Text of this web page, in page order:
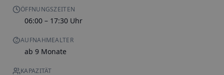
ÖFFNUNGSZEITEN
06:00 – 17:30 Uhr
AUFNAHMEALTER
ab 9 Monate
KAPAZITÄT